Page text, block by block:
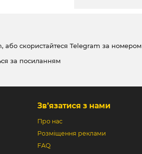
, або скористайтеся Telegram за номером
за посиланням
Зв’язатися з нами
Про нас
Розміщення реклами
FAQ